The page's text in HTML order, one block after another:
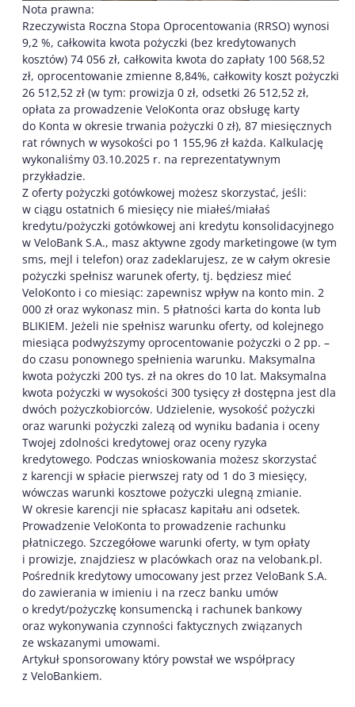
Nota prawna:
Rzeczywista Roczna Stopa Oprocentowania (RRSO) wynosi
9,2 %, całkowita kwota pożyczki (bez kredytowanych
kosztów) 74 056 zł, całkowita kwota do zapłaty 100 568,52
zł, oprocentowanie zmienne 8,84%, całkowity koszt pożyczki
26 512,52 zł (w tym: prowizja 0 zł, odsetki 26 512,52 zł,
opłata za prowadzenie VeloKonta oraz obsługę karty
do Konta w okresie trwania pożyczki 0 zł), 87 miesięcznych
rat równych w wysokości po 1 155,96 zł każda. Kalkulację
wykonaliśmy 03.10.2025 r. na reprezentatywnym
przykładzie.
Z oferty pożyczki gotówkowej możesz skorzystać, jeśli:
w ciągu ostatnich 6 miesięcy nie miałeś/miałaś
kredytu/pożyczki gotówkowej ani kredytu konsolidacyjnego
w VeloBank S.A., masz aktywne zgody marketingowe (w tym
sms, mejl i telefon) oraz zadeklarujesz, ze w całym okresie
pożyczki spełnisz warunek oferty, tj. będziesz mieć
VeloKonto i co miesiąc: zapewnisz wpływ na konto min. 2
000 zł oraz wykonasz min. 5 płatności karta do konta lub
BLIKIEM. Jeżeli nie spełnisz warunku oferty, od kolejnego
miesiąca podwyższymy oprocentowanie pożyczki o 2 pp. –
do czasu ponownego spełnienia warunku. Maksymalna
kwota pożyczki 200 tys. zł na okres do 10 lat. Maksymalna
kwota pożyczki w wysokości 300 tysięcy zł dostępna jest dla
dwóch pożyczkobiorców. Udzielenie, wysokość pożyczki
oraz warunki pożyczki zalezą od wyniku badania i oceny
Twojej zdolności kredytowej oraz oceny ryzyka
kredytowego. Podczas wnioskowania możesz skorzystać
z karencji w spłacie pierwszej raty od 1 do 3 miesięcy,
wówczas warunki kosztowe pożyczki ulegną zmianie.
W okresie karencji nie spłacasz kapitału ani odsetek.
Prowadzenie VeloKonta to prowadzenie rachunku
płatniczego. Szczegółowe warunki oferty, w tym opłaty
i prowizje, znajdziesz w placówkach oraz na velobank.pl.
Pośrednik kredytowy umocowany jest przez VeloBank S.A.
do zawierania w imieniu i na rzecz banku umów
o kredyt/pożyczkę konsumencką i rachunek bankowy
oraz wykonywania czynności faktycznych związanych
ze wskazanymi umowami.
Artykuł sponsorowany który powstał we współpracy
z VeloBankiem.